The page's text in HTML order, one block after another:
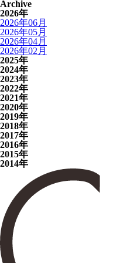
Archive
2026年
2026年06月
2026年05月
2026年04月
2026年02月
2025年
2024年
2023年
2022年
2021年
2020年
2019年
2018年
2017年
2016年
2015年
2014年